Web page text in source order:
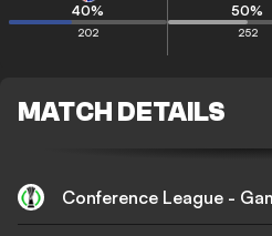
40%
202
50%
252
MATCH DETAILS
Conference League -